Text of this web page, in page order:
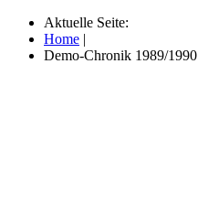
Aktuelle Seite:
Home |
Demo-Chronik 1989/1990